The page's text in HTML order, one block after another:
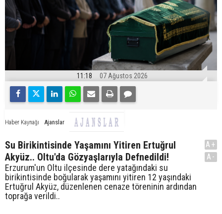
11:18 07 Ağustos 2026
Haber Kaynağı Ajanslar
Su Birikintisinde Yaşamını Yitiren Ertuğrul
Akyüz.. Oltu'da Gözyaşlarıyla Defnedildi!
Erzurum'un Oltu ilçesinde dere yatağındaki su
birikintisinde boğularak yaşamını yitiren 12 yaşındaki
Ertuğrul Akyüz, düzenlenen cenaze töreninin ardından
toprağa verildi..
A+
A-